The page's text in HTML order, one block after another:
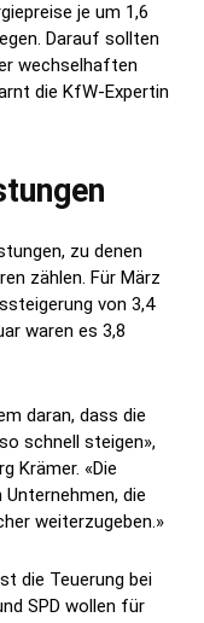
je um 1,6
Darauf sollten
wechselhaften
die KfW-Expertin
zu denen
zählen. Für März
von 3,4
waren es 3,8
daran, dass die
schnell steigen»,
Krämer. «Die
die
weiterzugeben.»
die Teuerung bei
SPD wollen für